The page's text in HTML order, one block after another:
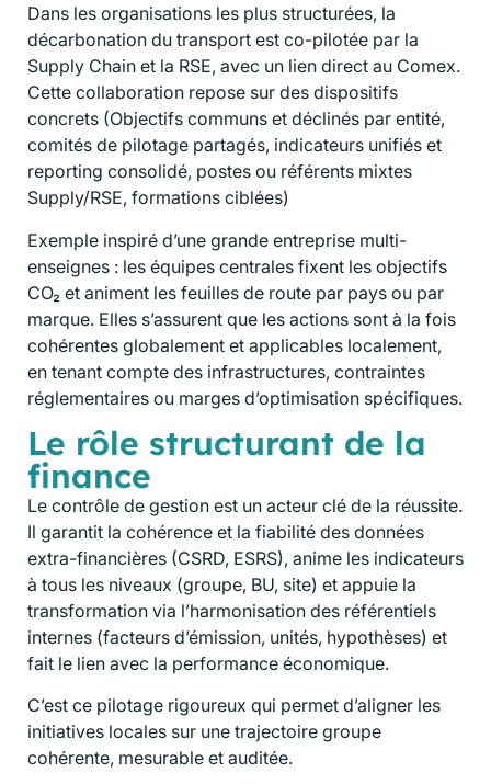
Dans les organisations les plus structurées, la
décarbonation du transport est co-pilotée par la
Supply Chain et la RSE, avec un lien direct au Comex.
Cette collaboration repose sur des dispositifs
concrets (Objectifs communs et déclinés par entité,
comités de pilotage partagés, indicateurs unifiés et
reporting consolidé, postes ou référents mixtes
Supply/RSE, formations ciblées)
Exemple inspiré d’une grande entreprise multi-
enseignes : les équipes centrales fixent les objectifs
CO₂ et animent les feuilles de route par pays ou par
marque. Elles s’assurent que les actions sont à la fois
cohérentes globalement et applicables localement,
en tenant compte des infrastructures, contraintes
réglementaires ou marges d’optimisation spécifiques.
Le rôle structurant de la
finance
Le contrôle de gestion est un acteur clé de la réussite.
Il garantit la cohérence et la fiabilité des données
extra-financières (CSRD, ESRS), anime les indicateurs
à tous les niveaux (groupe, BU, site) et appuie la
transformation via l’harmonisation des référentiels
internes (facteurs d’émission, unités, hypothèses) et
fait le lien avec la performance économique.
C’est ce pilotage rigoureux qui permet d’aligner les
initiatives locales sur une trajectoire groupe
cohérente, mesurable et auditée.